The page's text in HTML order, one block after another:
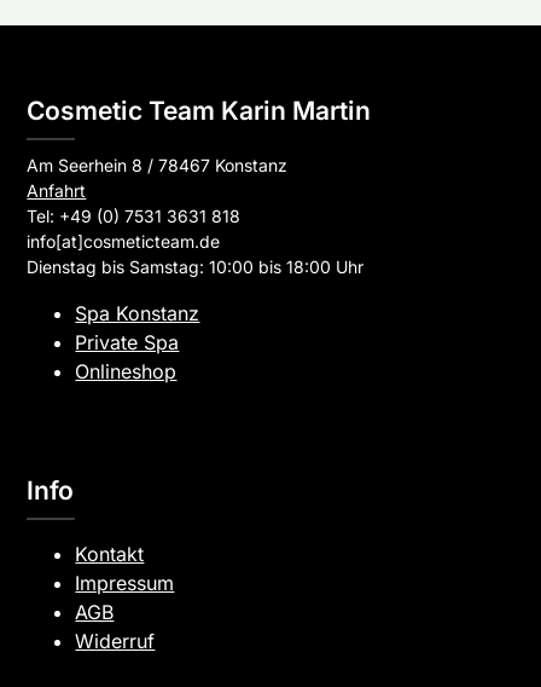
Cosmetic Team Karin Martin
Am Seerhein 8 / 78467 Konstanz
Anfahrt
Tel: +49 (0) 7531 3631 818
info[at]cosmeticteam.de
Dienstag bis Samstag: 10:00 bis 18:00 Uhr
Spa Konstanz
Private Spa
Onlineshop
Info
Kontakt
Impressum
AGB
Widerruf